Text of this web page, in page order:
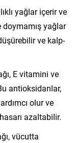
yağlar içerir ve
doymamış yağlar
ve kalp-
E vitamini ve
antioksidanlar,
olur ve
azaltabilir.
vücutta